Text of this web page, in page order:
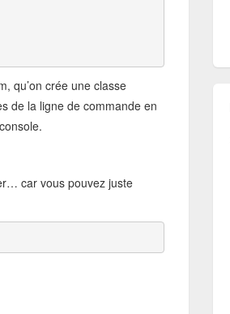
qu’on crée une classe
de la ligne de commande en
car vous pouvez juste